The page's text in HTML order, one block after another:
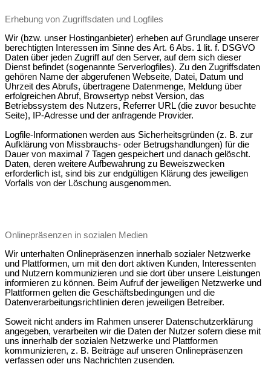
Erhebung von Zugriffsdaten und Logfiles
Wir (bzw. unser Hostinganbieter) erheben auf Grundlage unserer
berechtigten Interessen im Sinne des Art. 6 Abs. 1 lit. f. DSGVO
Daten über jeden Zugriff auf den Server, auf dem sich dieser
Dienst befindet (sogenannte Serverlogfiles). Zu den Zugriffsdaten
gehören Name der abgerufenen Webseite, Datei, Datum und
Uhrzeit des Abrufs, übertragene Datenmenge, Meldung über
erfolgreichen Abruf, Browsertyp nebst Version, das
Betriebssystem des Nutzers, Referrer URL (die zuvor besuchte
Seite), IP-Adresse und der anfragende Provider.
Logfile-Informationen werden aus Sicherheitsgründen (z. B. zur
Aufklärung von Missbrauchs- oder Betrugshandlungen) für die
Dauer von maximal 7 Tagen gespeichert und danach gelöscht.
Daten, deren weitere Aufbewahrung zu Beweiszwecken
erforderlich ist, sind bis zur endgültigen Klärung des jeweiligen
Vorfalls von der Löschung ausgenommen.
Onlinepräsenzen in sozialen Medien
Wir unterhalten Onlinepräsenzen innerhalb sozialer Netzwerke
und Plattformen, um mit den dort aktiven Kunden, Interessenten
und Nutzern kommunizieren und sie dort über unsere Leistungen
informieren zu können. Beim Aufruf der jeweiligen Netzwerke und
Plattformen gelten die Geschäftsbedingungen und die
Datenverarbeitungsrichtlinien deren jeweiligen Betreiber.
Soweit nicht anders im Rahmen unserer Datenschutzerklärung
angegeben, verarbeiten wir die Daten der Nutzer sofern diese mit
uns innerhalb der sozialen Netzwerke und Plattformen
kommunizieren, z. B. Beiträge auf unseren Onlinepräsenzen
verfassen oder uns Nachrichten zusenden.